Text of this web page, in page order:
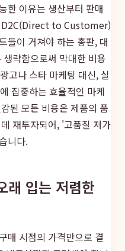
한 이유는 생산부터 판매
D2C(Direct to Customer)
들이 거쳐야 하는 총판, 대
략함으로써 막대한 비용
고나 스타 마케팅 대신, 실
집중하는 효율적인 마케
된 모든 비용은 제품의 품
재투자되어, '고품질 저가
니다.
래 입는 저렴한
매 시점의 가격만으로 결